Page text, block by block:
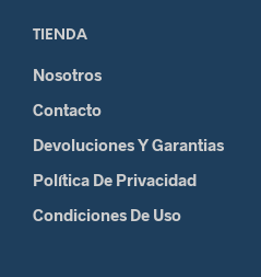
TIENDA
Nosotros
Contacto
Devoluciones Y Garantias
Política De Privacidad
Condiciones De Uso